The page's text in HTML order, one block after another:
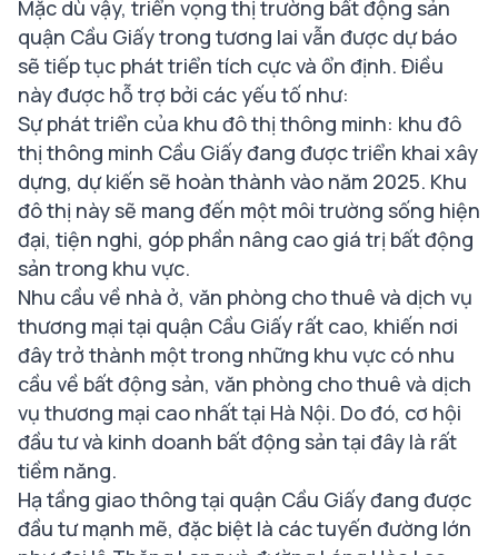
Mặc dù vậy, triển vọng thị trường bất động sản
quận Cầu Giấy trong tương lai vẫn được dự báo
sẽ tiếp tục phát triển tích cực và ổn định. Điều
này được hỗ trợ bởi các yếu tố như:
Sự phát triển của khu đô thị thông minh: khu đô
thị thông minh Cầu Giấy đang được triển khai xây
dựng, dự kiến sẽ hoàn thành vào năm 2025. Khu
đô thị này sẽ mang đến một môi trường sống hiện
đại, tiện nghi, góp phần nâng cao giá trị bất động
sản trong khu vực.
Nhu cầu về nhà ở, văn phòng cho thuê và dịch vụ
thương mại tại quận Cầu Giấy rất cao, khiến nơi
đây trở thành một trong những khu vực có nhu
cầu về bất động sản, văn phòng cho thuê và dịch
vụ thương mại cao nhất tại Hà Nội. Do đó, cơ hội
đầu tư và kinh doanh bất động sản tại đây là rất
tiềm năng.
Hạ tầng giao thông tại quận Cầu Giấy đang được
đầu tư mạnh mẽ, đặc biệt là các tuyến đường lớn